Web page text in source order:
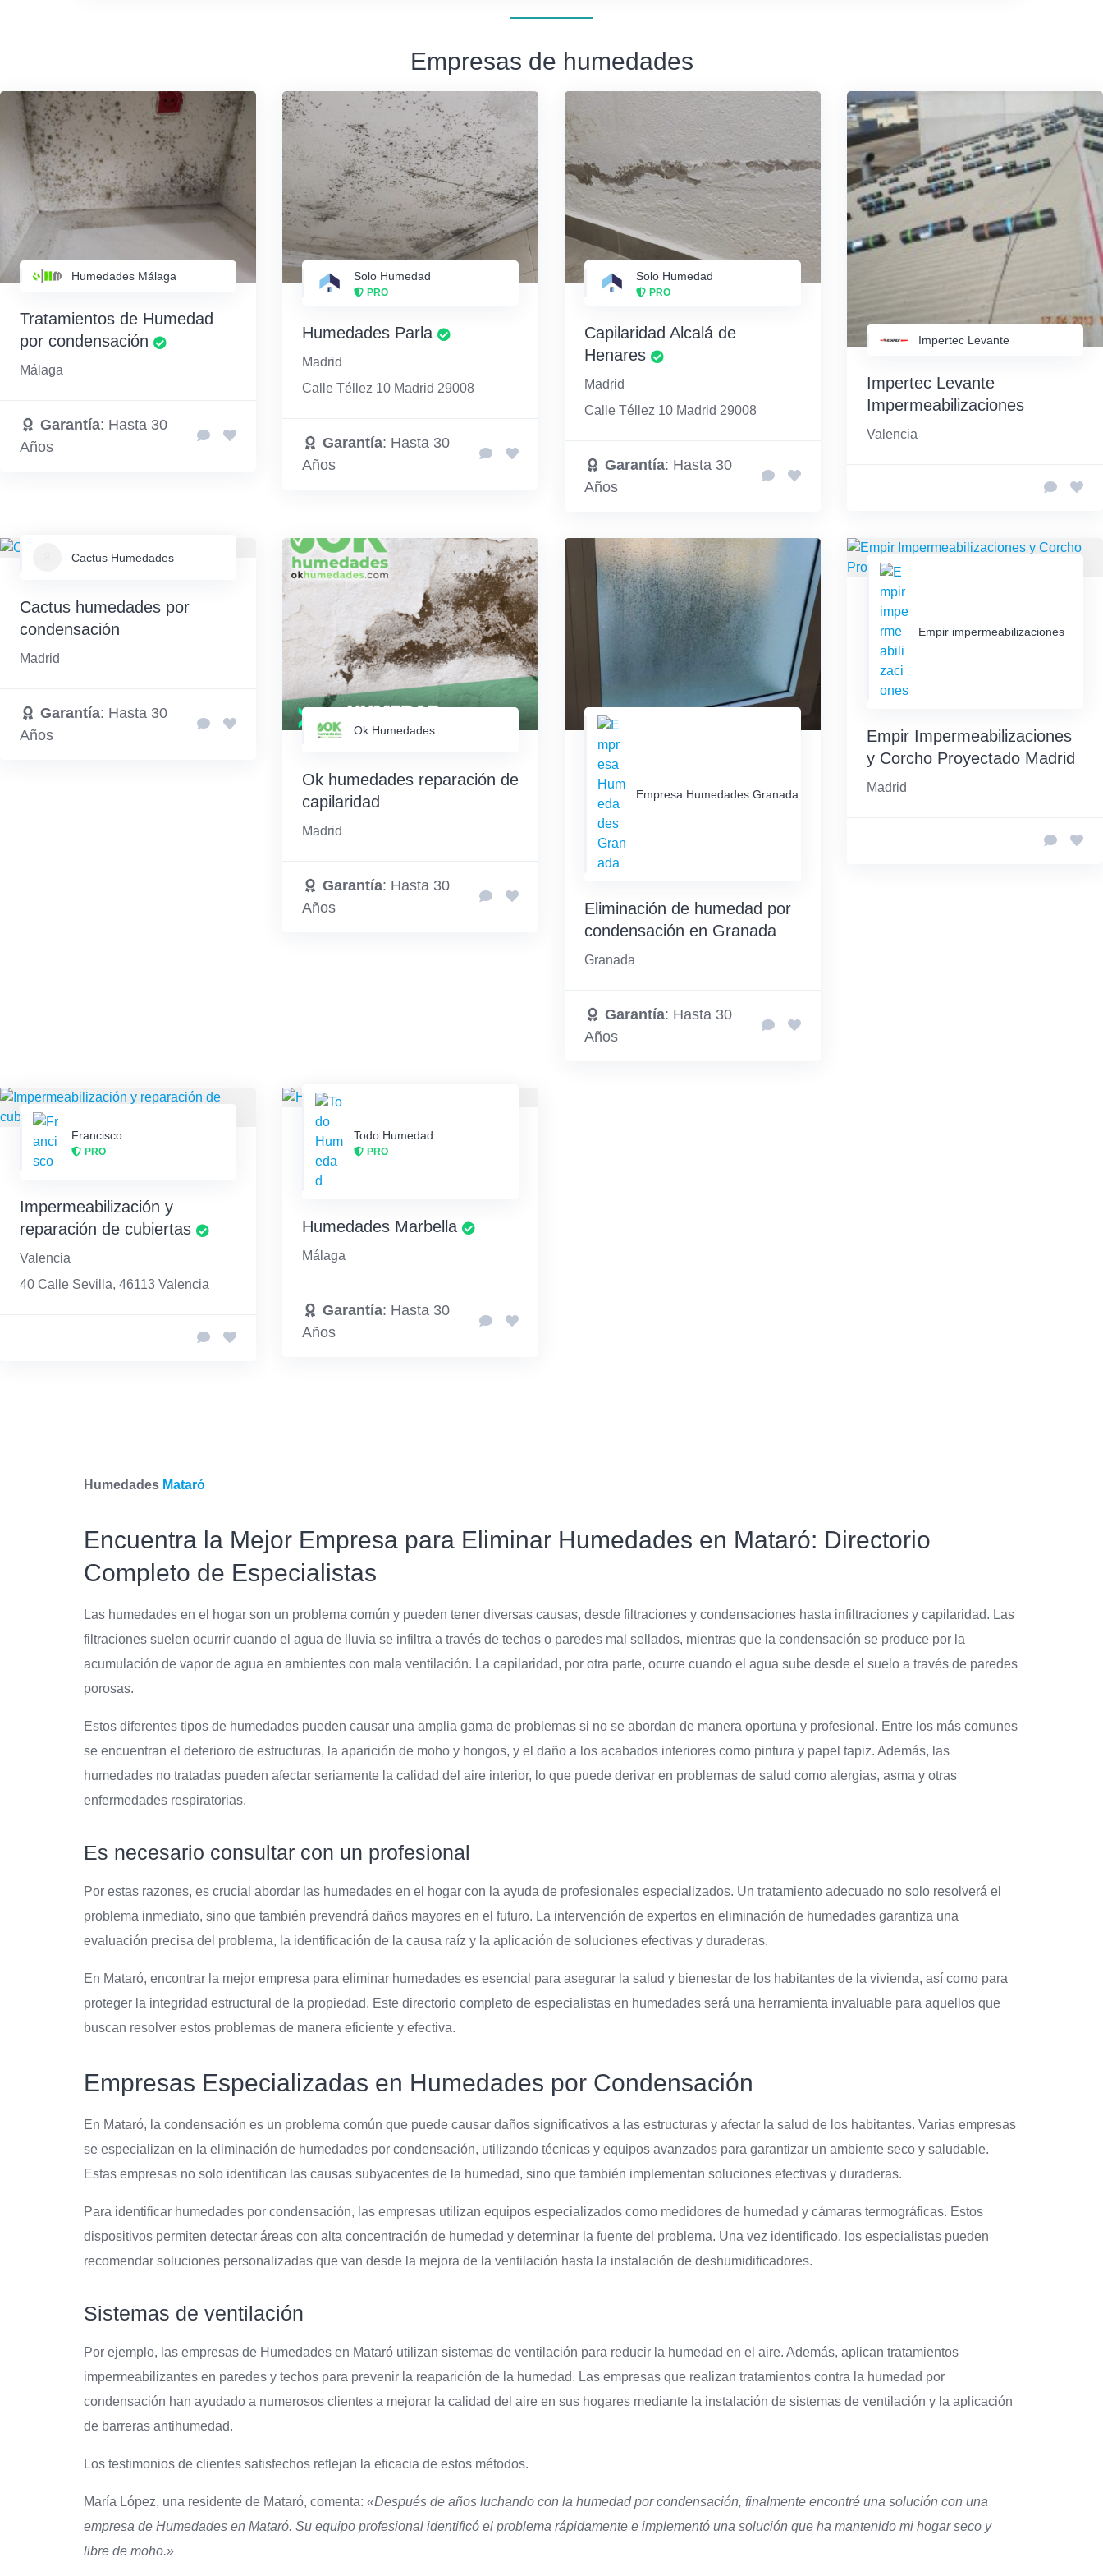
Empresas de humedades
Humedades Málaga
Tratamientos de Humedad
por condensación
Málaga
Garantía: Hasta 30
Años
Solo Humedad
PRO
Humedades Parla
Madrid
Calle Téllez 10 Madrid 29008
Garantía: Hasta 30
Años
Solo Humedad
PRO
Capilaridad Alcalá de
Henares
Madrid
Calle Téllez 10 Madrid 29008
Garantía: Hasta 30
Años
Impertec Levante
Impertec Levante
Impermeabilizaciones
Valencia
Cactus Humedades
Cactus humedades por
condensación
Madrid
Garantía: Hasta 30
Años
Ok Humedades
Ok humedades reparación de
capilaridad
Madrid
Garantía: Hasta 30
Años
Empresa Humedades Granada
Eliminación de humedad por
condensación en Granada
Granada
Garantía: Hasta 30
Años
Empir impermeabilizaciones
Empir Impermeabilizaciones
y Corcho Proyectado Madrid
Madrid
Francisco
PRO
Impermeabilización y
reparación de cubiertas
Valencia
40 Calle Sevilla, 46113 Valencia
Todo Humedad
PRO
Humedades Marbella
Málaga
Garantía: Hasta 30
Años
Humedades Mataró
Encuentra la Mejor Empresa para Eliminar Humedades en Mataró: Directorio
Completo de Especialistas
Las humedades en el hogar son un problema común y pueden tener diversas causas, desde filtraciones y condensaciones hasta infiltraciones y capilaridad. Las
filtraciones suelen ocurrir cuando el agua de lluvia se infiltra a través de techos o paredes mal sellados, mientras que la condensación se produce por la
acumulación de vapor de agua en ambientes con mala ventilación. La capilaridad, por otra parte, ocurre cuando el agua sube desde el suelo a través de paredes
porosas.
Estos diferentes tipos de humedades pueden causar una amplia gama de problemas si no se abordan de manera oportuna y profesional. Entre los más comunes
se encuentran el deterioro de estructuras, la aparición de moho y hongos, y el daño a los acabados interiores como pintura y papel tapiz. Además, las
humedades no tratadas pueden afectar seriamente la calidad del aire interior, lo que puede derivar en problemas de salud como alergias, asma y otras
enfermedades respiratorias.
Es necesario consultar con un profesional
Por estas razones, es crucial abordar las humedades en el hogar con la ayuda de profesionales especializados. Un tratamiento adecuado no solo resolverá el
problema inmediato, sino que también prevendrá daños mayores en el futuro. La intervención de expertos en eliminación de humedades garantiza una
evaluación precisa del problema, la identificación de la causa raíz y la aplicación de soluciones efectivas y duraderas.
En Mataró, encontrar la mejor empresa para eliminar humedades es esencial para asegurar la salud y bienestar de los habitantes de la vivienda, así como para
proteger la integridad estructural de la propiedad. Este directorio completo de especialistas en humedades será una herramienta invaluable para aquellos que
buscan resolver estos problemas de manera eficiente y efectiva.
Empresas Especializadas en Humedades por Condensación
En Mataró, la condensación es un problema común que puede causar daños significativos a las estructuras y afectar la salud de los habitantes. Varias empresas
se especializan en la eliminación de humedades por condensación, utilizando técnicas y equipos avanzados para garantizar un ambiente seco y saludable.
Estas empresas no solo identifican las causas subyacentes de la humedad, sino que también implementan soluciones efectivas y duraderas.
Para identificar humedades por condensación, las empresas utilizan equipos especializados como medidores de humedad y cámaras termográficas. Estos
dispositivos permiten detectar áreas con alta concentración de humedad y determinar la fuente del problema. Una vez identificado, los especialistas pueden
recomendar soluciones personalizadas que van desde la mejora de la ventilación hasta la instalación de deshumidificadores.
Sistemas de ventilación
Por ejemplo, las empresas de Humedades en Mataró utilizan sistemas de ventilación para reducir la humedad en el aire. Además, aplican tratamientos
impermeabilizantes en paredes y techos para prevenir la reaparición de la humedad. Las empresas que realizan tratamientos contra la humedad por
condensación han ayudado a numerosos clientes a mejorar la calidad del aire en sus hogares mediante la instalación de sistemas de ventilación y la aplicación
de barreras antihumedad.
Los testimonios de clientes satisfechos reflejan la eficacia de estos métodos.
María López, una residente de Mataró, comenta: «Después de años luchando con la humedad por condensación, finalmente encontré una solución con una
empresa de Humedades en Mataró. Su equipo profesional identificó el problema rápidamente e implementó una solución que ha mantenido mi hogar seco y
libre de moho.»